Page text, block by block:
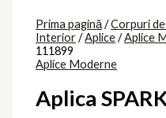
Prima pagină/Corpuri
Interior/Aplice/Aplice
111899
Aplice Moderne
Aplica